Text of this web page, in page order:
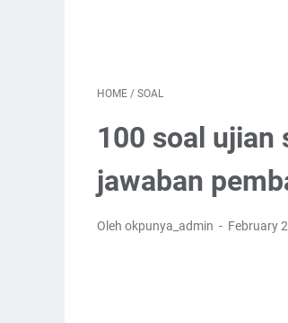
HOME / SOAL
100 soal ujian
jawaban
Oleh okpunya_admin February